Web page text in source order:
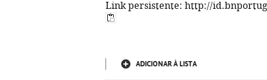
Link persistente: http://
ADICIONAR À LISTA